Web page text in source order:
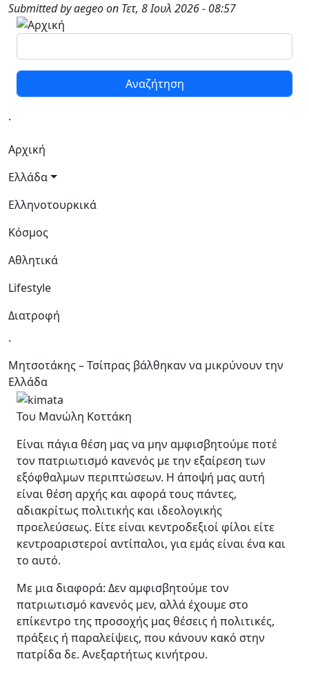
Παράκαμψη προς το κυρίως περιεχόμενο
Submitted byaegeoon Τετ, 8 Ιουλ 2026 - 08:57
Αναζήτηση
.
Κεντρική πλοήγηση
Αρχική
Ελλάδα
Ελληνοτουρκικά
Κόσμος
Αθλητικά
Lifestyle
Διατροφή
.
Μητσοτάκης – Τσίπρας βάλθηκαν να μικρύνουν την
Ελλάδα
Του Μανώλη Κοττάκη
Είναι πάγια θέση μας να μην αμφισβητούμε ποτέ
τον πατριωτισμό κανενός με την εξαίρεση των
εξόφθαλμων περιπτώσεων. Η άποψή μας αυτή
είναι θέση αρχής και αφορά τους πάντες,
αδιακρίτως πολιτικής και ιδεολογικής
προελεύσεως. Είτε είναι κεντροδεξιοί φίλοι είτε
κεντροαριστεροί αντίπαλοι, για εμάς είναι ένα και
το αυτό.
Με μια διαφορά: Δεν αμφισβητούμε τον
πατριωτισμό κανενός μεν, αλλά έχουμε στο
επίκεντρο της προσοχής μας θέσεις ή πολιτικές,
πράξεις ή παραλείψεις, που κάνουν κακό στην
πατρίδα δε. Ανεξαρτήτως κινήτρου.